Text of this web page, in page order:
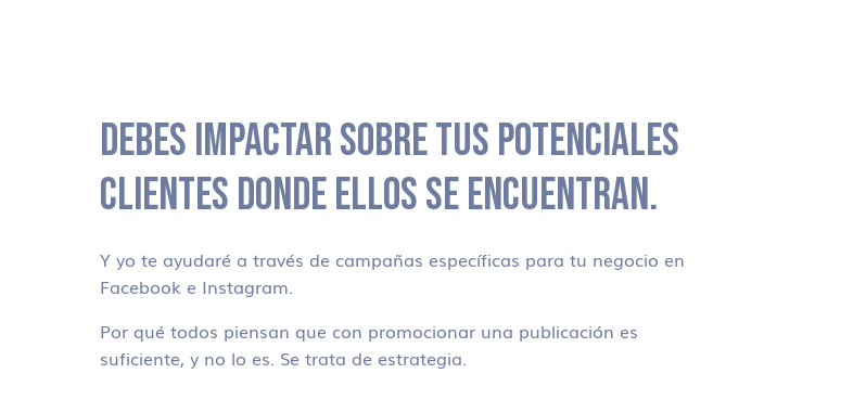
DEBES IMPACTAR SOBRE TUS POTENCIALES
CLIENTES DONDE ELLOS SE ENCUENTRAN.
Y yo te ayudaré a través de campañas específicas para tu negocio en
Facebook e Instagram.
Por qué todos piensan que con promocionar una publicación es
suficiente, y no lo es. Se trata de estrategia.